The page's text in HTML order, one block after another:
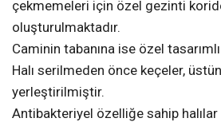
çekmemeleri için özel gezinti
oluşturulmaktadır.
Caminin tabanına ise özel
Halı serilmeden önce keçeler,
yerleştirilmiştir.
Antibakteriyel özelliğe sahip